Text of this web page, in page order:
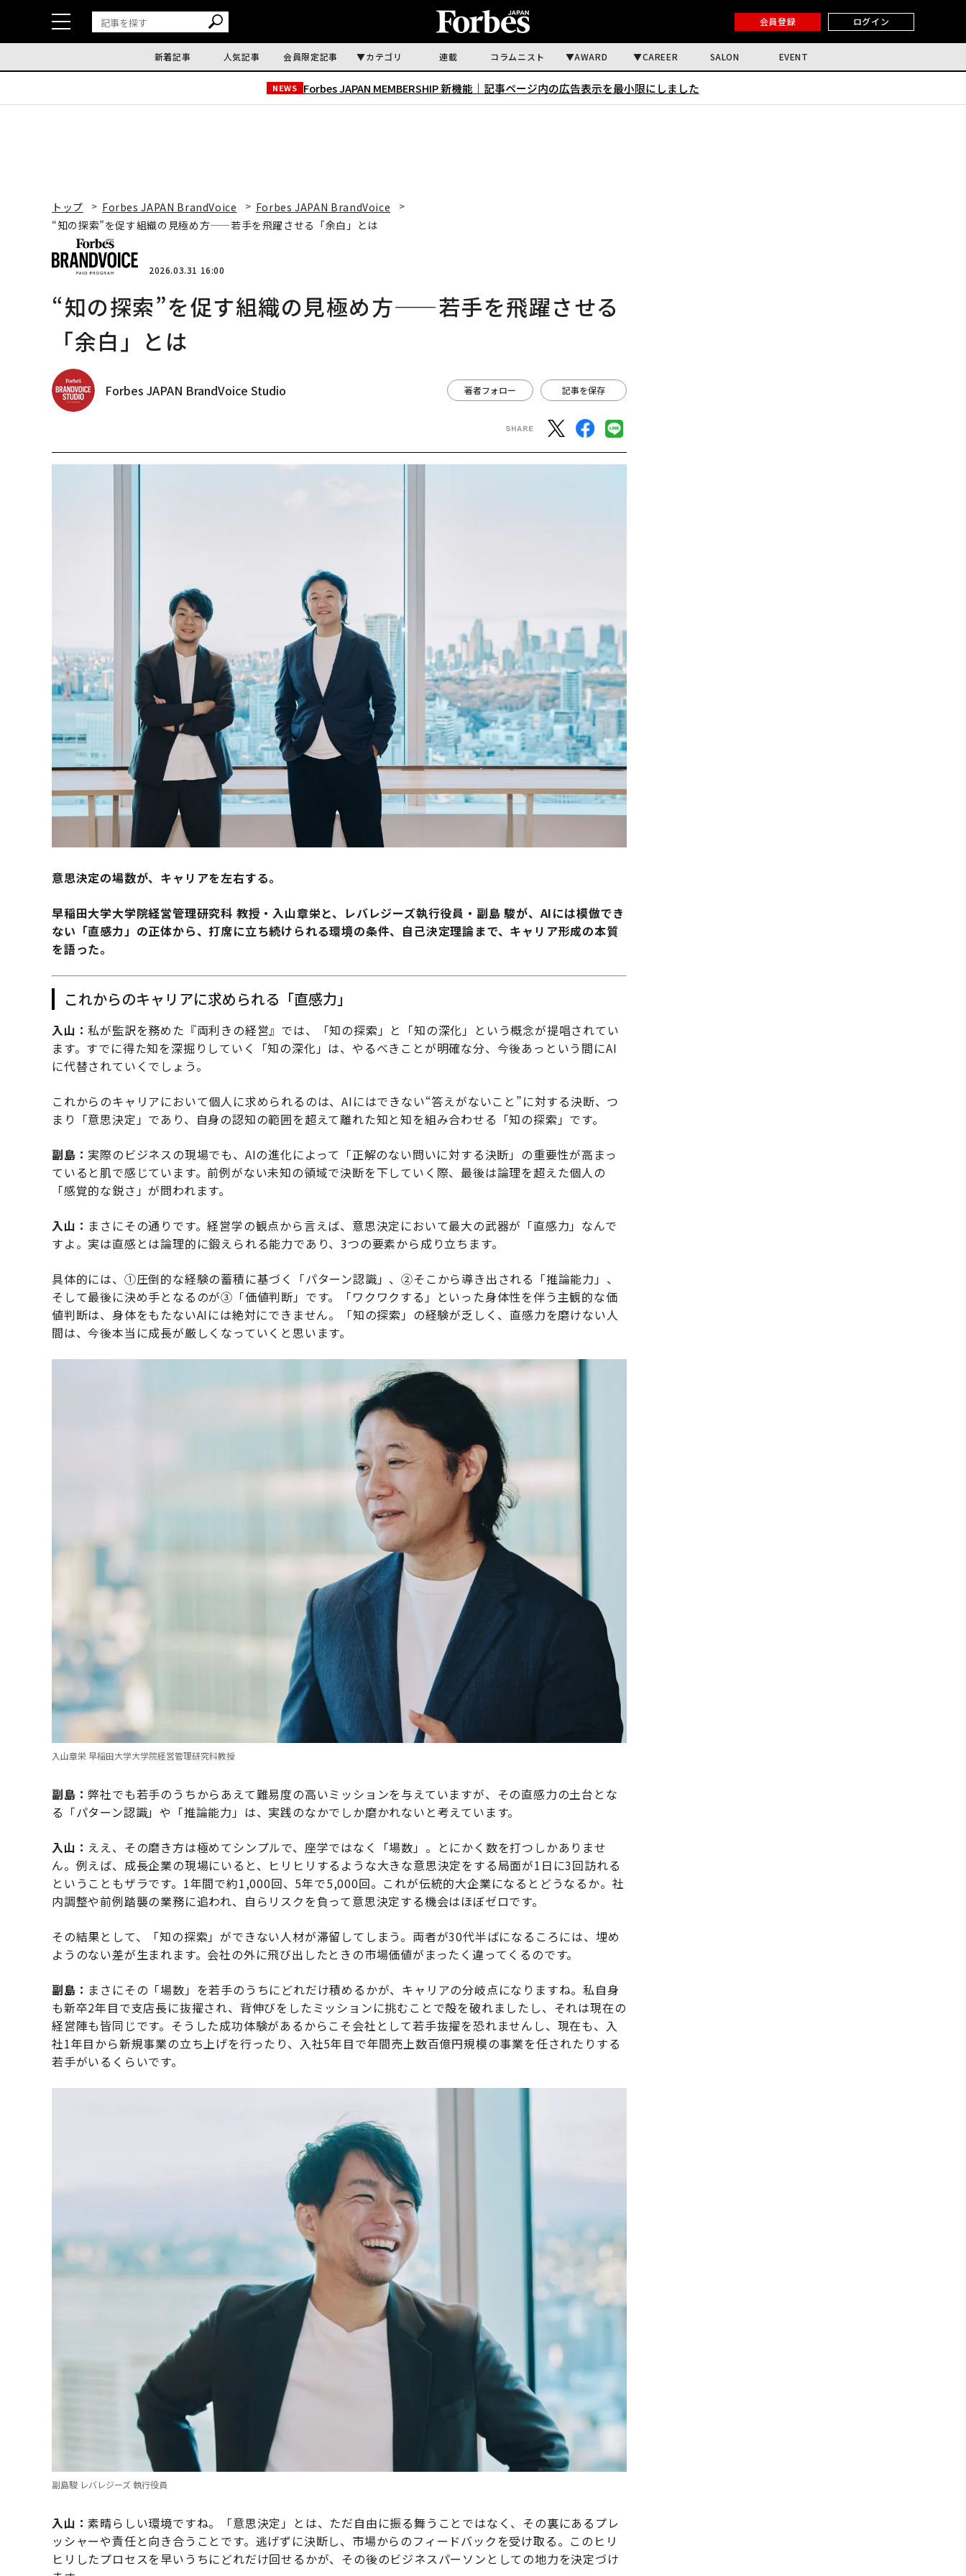
会員登録 ログイン
新着記事 人気記事 会員限定記事 カテゴリ 連載 コラムニスト AWARD CAREER SALON EVENT
NEWS Forbes JAPAN MEMBERSHIP 新機能｜ 記事ページ内の広告表示を最小限にしました
トップ Forbes JAPAN BrandVoice
Forbes JAPAN BrandVoice
“知の探索”を促す組織の見極め方——若手を飛躍させる「余白」とは
2026.03.31 16:00
“知の探索”を促す組織の見極め方——若手を飛躍させる
「余白」とは
Forbes JAPAN BrandVoice Studio 著者フォロー 記事を保存
意思決定の場数が、キャリアを左右する。
早稲田大学大学院経営管理研究科 教授・入山章栄と、レバレジーズ執行役員・副島 駿が、AIには模倣でき
ない「直感力」の正体から、打席に立ち続けられる環境の条件、自己決定理論まで、キャリア形成の本質
を語った。
これからのキャリアに求められる「直感力」
入山：私が監訳を務めた『両利きの経営』では、「知の探索」と「知の深化」という概念が提唱されてい
ます。すでに得た知を深掘りしていく「知の深化」は、やるべきことが明確な分、今後あっという間にAI
に代替されていくでしょう。
これからのキャリアにおいて個人に求められるのは、AIにはできない“答えがないこと”に対する決断、つ
まり「意思決定」であり、自身の認知の範囲を超えて離れた知と知を組み合わせる「知の探索」です。
副島： 実際のビジネスの現場でも、AIの進化によって「正解のない問いに対する決断」の重要性が高まっ
ていると肌で感じています。前例がない未知の領域で決断を下していく際、最後は論理を超えた個人の
「感覚的な鋭さ」が問われます。
入山： まさにその通りです。経営学の観点から言えば、意思決定において最大の武器が「直感力」なんで
すよ。実は直感とは論理的に鍛えられる能力であり、3つの要素から成り立ちます。
具体的には、①圧倒的な経験の蓄積に基づく「パターン認識」、②そこから導き出される「推論能力」、
そして最後に決め手となるのが③「価値判断」です。「ワクワクする」といった身体性を伴う主観的な価
値判断は、身体をもたないAIには絶対にできません。「知の探索」の経験が乏しく、直感力を磨けない人
間は、今後本当に成長が厳しくなっていくと思います。
入山章栄 早稲田大学大学院経営管理研究科教授
副島：弊社でも若手のうちからあえて難易度の高いミッションを与えていますが、その直感力の土台とな
る「パターン認識」や「推論能力」は、実践のなかでしか磨かれないと考えています。
入山： ええ、その磨き方は極めてシンプルで、座学ではなく「場数」。とにかく数を打つしかありませ
ん。例えば、成長企業の現場にいると、ヒリヒリするような大きな意思決定をする局面が1日に3回訪れる
ということもザラです。1年間で約1,000回、5年で5,000回。これが伝統的大企業になるとどうなるか。社
内調整や前例踏襲の業務に追われ、自らリスクを負って意思決定する機会はほぼゼロです。
その結果として、「知の探索」ができない人材が滞留してしまう。両者が30代半ばになるころには、埋め
ようのない差が生まれます。会社の外に飛び出したときの市場価値がまったく違ってくるのです。
副島： まさにその「場数」を若手のうちにどれだけ積めるかが、キャリアの分岐点になりますね。私自身
も新卒2年目で支店長に抜擢され、背伸びをしたミッションに挑むことで殻を破れましたし、それは現在の
経営陣も皆同じです。そうした成功体験があるからこそ会社として若手抜擢を恐れませんし、現在も、入
社1年目から新規事業の立ち上げを行ったり、入社5年目で年間売上数百億円規模の事業を任されたりする
若手がいるくらいです。
副島駿 レバレジーズ 執行役員
入山：素晴らしい環境ですね。「意思決定」とは、ただ自由に振る舞うことではなく、その裏にあるプレ
ッシャーや責任と向き合うことです。逃げずに決断し、市場からのフィードバックを受け取る。このヒリ
ヒリしたプロセスを早いうちにどれだけ回せるかが、その後のビジネスパーソンとしての地力を決定づけ